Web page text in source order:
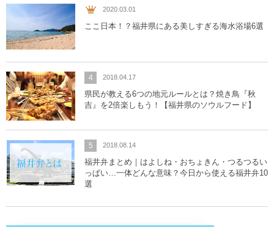
2020.03.01
ここ日本！？福井県にある美しすぎる海水浴場6選
4 2018.04.17
県民が教える6つの地元ルールとは？焼き鳥『秋
吉』を2倍楽しもう！【福井県のソウルフード】
5 2018.08.14
福井弁まとめ｜はよしね・おちょきん・つるつるい
っぱい…一体どんな意味？今日から使える福井弁10
選
生活・地元ネタ
交通情報
その他
坂井市
鯖江市
高浜町
敦賀市
南越前町